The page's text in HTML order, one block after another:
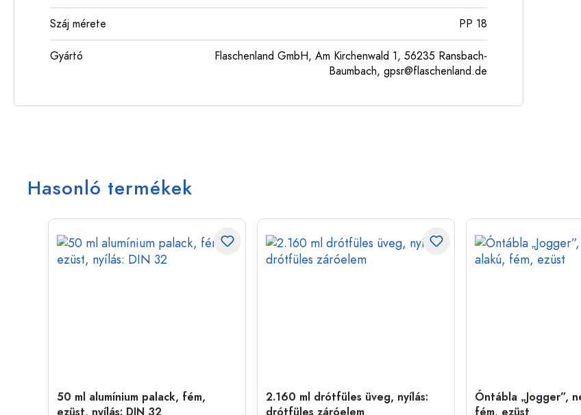
Száj mérete PP 18
Gyártó
Flaschenland GmbH, Am Kirchenwald 1, 56235 Ransbach-
Baumbach, gpsr@flaschenland.de
Hasonló termékek
50 ml alumínium palack, fém,
2.160 ml drótfüles üveg, nyílás:
Óntábla „Jogger”,